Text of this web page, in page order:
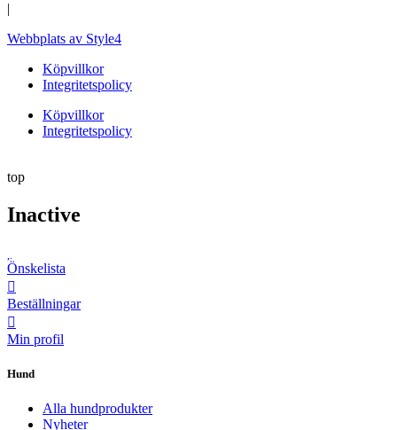
|
Webbplats av Style4
Köpvillkor
Integritetspolicy
Köpvillkor
Integritetspolicy
top
Inactive
Önskelista
Beställningar
Min profil
Hund
Alla hundprodukter
Nyheter